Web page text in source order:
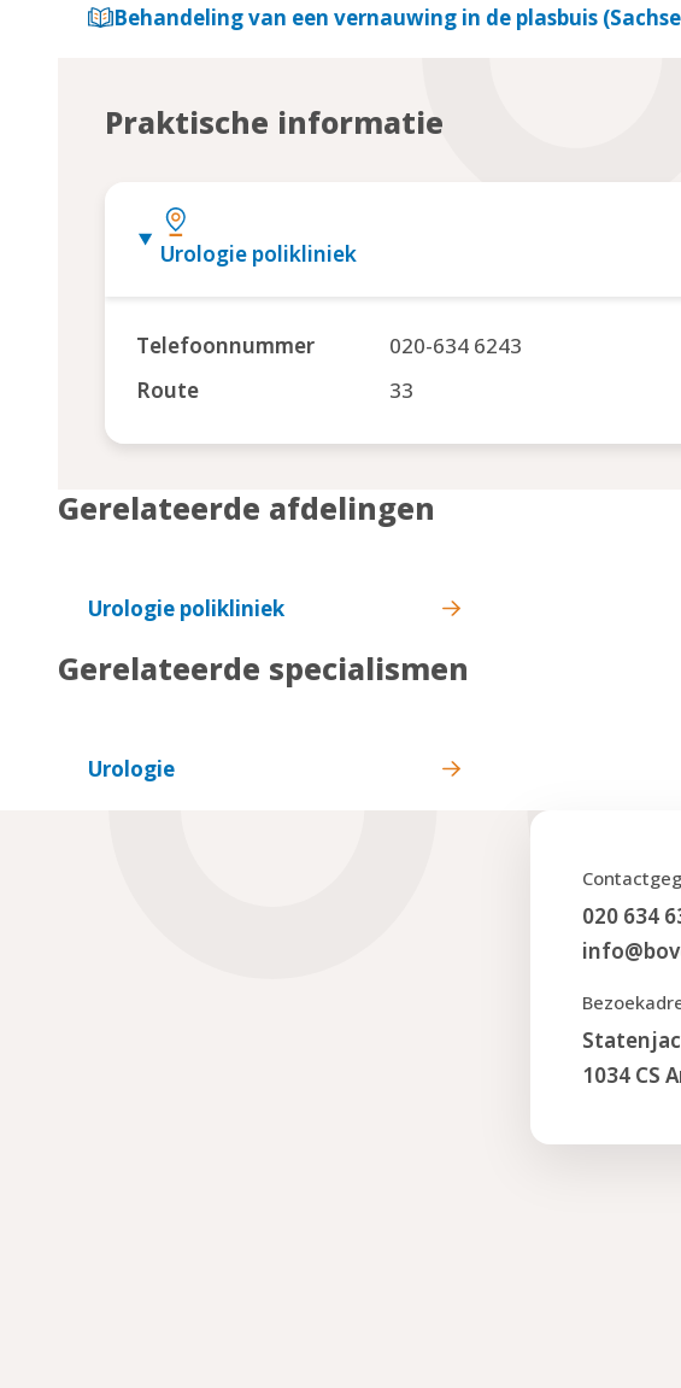
Behandeling van een vernauwing in de plasbuis
Praktische informatie
Urologie polikliniek
Telefoonnummer
020-634 6243
Route
33
Gerelateerde afdelingen
Urologie polikliniek
Gerelateerde specialismen
Urologie
020 634
1034 CS